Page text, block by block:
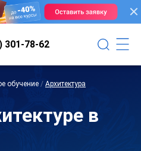
301-78-62
обучение / Архитектура
в